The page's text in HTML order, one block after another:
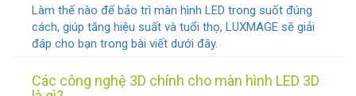
Làm thế nào để bảo trì màn hình LED trong suốt đúng
cách, giúp tăng hiệu suất và tuổi thọ, LUXMAGE sẽ giải
đáp cho bạn trong bài viết dưới đây.
Các công nghệ 3D chính cho màn hình LED 3D